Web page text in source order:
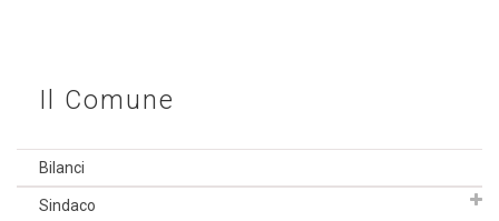
Il Comune
Bilanci
Sindaco